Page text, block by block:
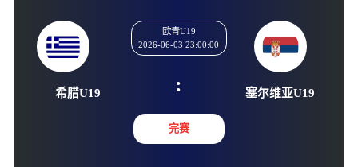
欧青U19
2026-06-03 23:00:00
: